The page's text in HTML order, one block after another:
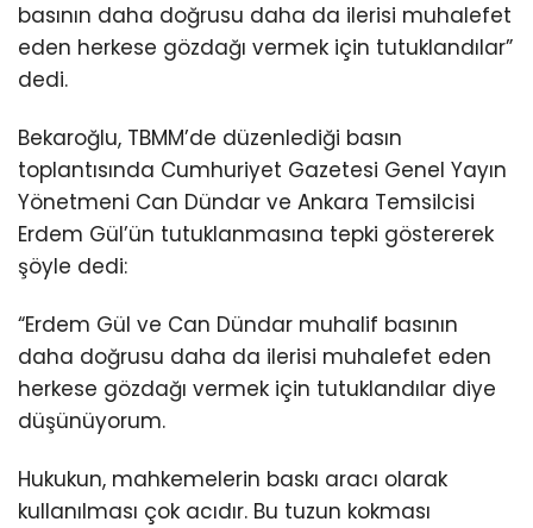
basının daha doğrusu daha da ilerisi muhalefet
eden herkese gözdağı vermek için tutuklandılar”
dedi.
Bekaroğlu, TBMM’de düzenlediği basın
toplantısında Cumhuriyet Gazetesi Genel Yayın
Yönetmeni Can Dündar ve Ankara Temsilcisi
Erdem Gül’ün tutuklanmasına tepki göstererek
şöyle dedi:
“Erdem Gül ve Can Dündar muhalif basının
daha doğrusu daha da ilerisi muhalefet eden
herkese gözdağı vermek için tutuklandılar diye
düşünüyorum.
Hukukun, mahkemelerin baskı aracı olarak
kullanılması çok acıdır. Bu tuzun kokması